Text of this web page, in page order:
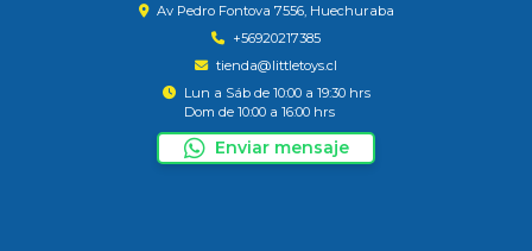
Av Pedro Fontova 7556, Huechuraba
+56920217385
tienda@littletoys.cl
Lun a Sáb de 10:00 a 19:30 hrs
Dom de 10:00 a 16:00 hrs
Enviar mensaje